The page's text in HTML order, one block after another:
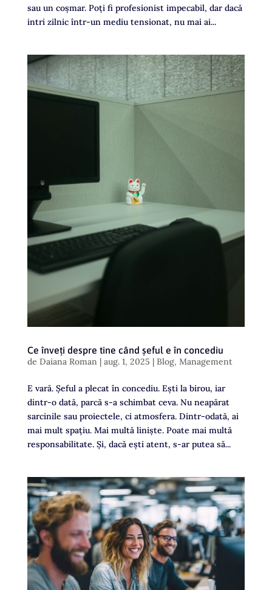
sau un coșmar. Poți fi profesionist impecabil, dar dacă
intri zilnic într-un mediu tensionat, nu mai ai...
Ce înveți despre tine când șeful e în concediu
de Daiana Roman| aug. 1, 2025 | Blog, Management
E vară. Șeful a plecat în concediu. Ești la birou, iar
dintr-o dată, parcă s-a schimbat ceva. Nu neapărat
sarcinile sau proiectele, ci atmosfera. Dintr-odată, ai
mai mult spațiu. Mai multă liniște. Poate mai multă
responsabilitate. Și, dacă ești atent, s-ar putea să...